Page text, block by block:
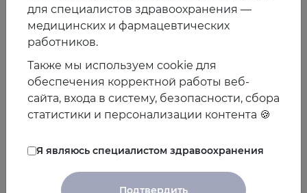
08.08.2018
Предыдущая
Следующая
новость
Другие новости
для специалистов здравоохранения —
медицинских и фармацевтических
работников.
Также мы используем cookie для
обеспечения корректной работы веб-
сайта, входа в систему, безопасности, сбора
статистики и персонализации контента 🍪
Я являюсь специалистом здравоохранения
Подтвердить